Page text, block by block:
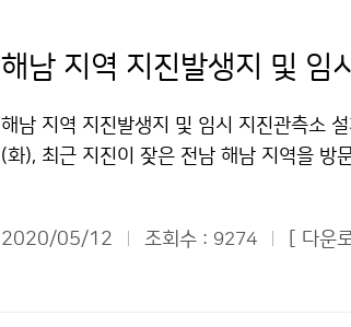
해남 지역 지진발생지 및 임시 지진관측소
(화), 최근 지진이 잦은 전남 해남 지역을 방
2020/05/12 조회수 : 9274 [ 다운